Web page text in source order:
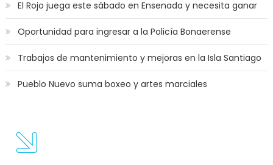
El Rojo juega este sábado en Ensenada y necesita ganar
Oportunidad para ingresar a la Policía Bonaerense
Trabajos de mantenimiento y mejoras en la Isla Santiago
Pueblo Nuevo suma boxeo y artes marciales